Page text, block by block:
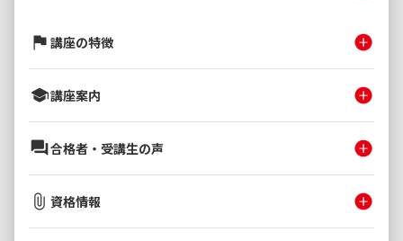
講座の特徴
講座案内
合格者・受講生の声
資格情報